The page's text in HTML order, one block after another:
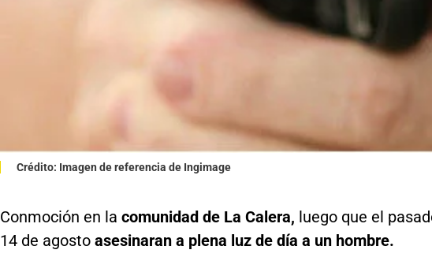
Crédito: Imagen de referencia de Ingimage
Conmoción en la comunidad de La Calera, luego que el
14 de agosto asesinaran a plena luz de día a un hombre.